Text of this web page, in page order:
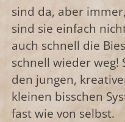
sind da, aber
sind sie einfach
auch schnell die
schnell wieder weg!
den jungen,
kleinen bisschen
fast wie von selbst.